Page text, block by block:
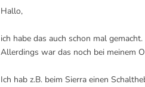
Hallo,
ich habe das auch schon mal gemacht.
Allerdings war das noch bei meinem
Ich hab z.B. beim Sierra einen